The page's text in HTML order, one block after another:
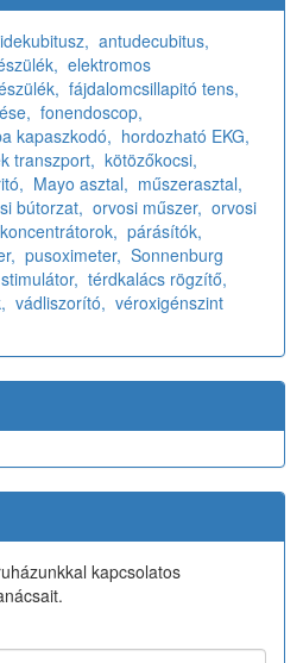
antudecubitus,
elektromos
fájdalomcsillapitó tens,
fonendoscop,
kapaszkodó, hordozható EKG,
transzport, kötözőkocsi,
Mayo asztal, műszerasztal,
bútorzat, orvosi műszer, orvosi
párásítók,
pusoximeter, Sonnenburg
térdkalács rögzítő,
vádliszorító, véroxigénszint
kapcsolatos